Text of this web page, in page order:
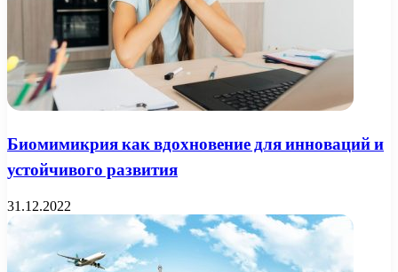
Биомимикрия как вдохновение для инноваций и
устойчивого развития
31.12.2022